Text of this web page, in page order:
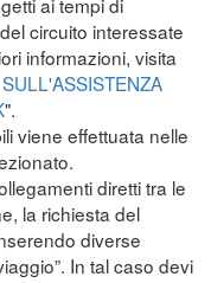
circuito interessate
informazioni, visita
".
viene effettuata nelle
diretti tra le
la richiesta del
diverse
In tal caso devi